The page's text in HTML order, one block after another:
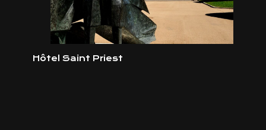
Hôtel Saint Priest